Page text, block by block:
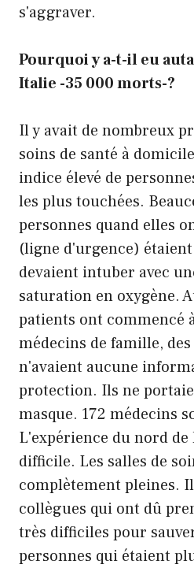
s'aggraver.
Pourquoi y a-t-il eu
Italie -35 000 morts-?
Il y avait de nombreux
soins de santé à
indice élevé de
les plus touchées.
personnes quand elles
(ligne d'urgence)
devaient intuber avec
saturation en oxygène.
patients ont commencé
médecins de famille,
n'avaient aucune
protection. Ils ne
masque. 172 médecins
L'expérience du nord
difficile. Les salles de
complètement pleines.
collègues qui ont dû
très difficiles pour
personnes qui étaient